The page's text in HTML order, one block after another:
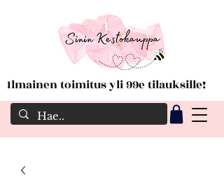
Ilmainen toimitus yli 99e tilauksille!